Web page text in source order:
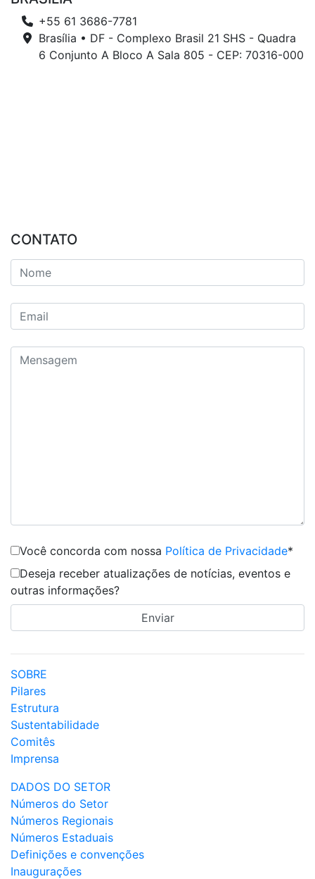
+55 61 3686-7781
Brasília • DF - Complexo Brasil 21 SHS - Quadra
6 Conjunto A Bloco A Sala 805 - CEP: 70316-000
CONTATO
Você concorda com nossa Política de Privacidade*
Deseja receber atualizações de notícias, eventos e
outras informações?
SOBRE
Pilares
Estrutura
Sustentabilidade
Comitês
Imprensa
DADOS DO SETOR
Números do Setor
Números Regionais
Números Estaduais
Definições e convenções
Inaugurações